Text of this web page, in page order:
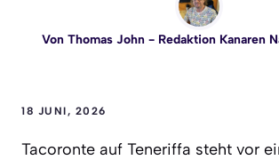
Von Thomas John- Redaktion Kanaren
18 JUNI, 2026
Tacoronte auf Teneriffa steht vor